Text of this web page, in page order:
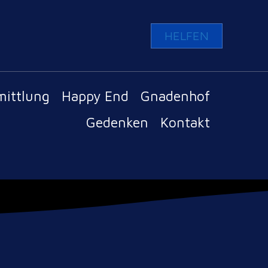
HELFEN
Happy End
Gnadenhof
Gedenken
Kontakt